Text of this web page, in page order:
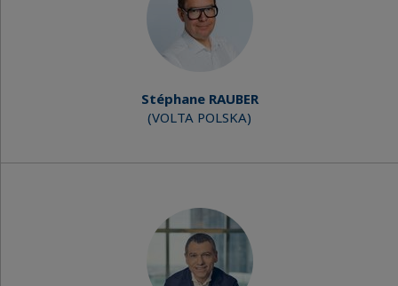
Stéphane RAUBER
(VOLTA POLSKA)